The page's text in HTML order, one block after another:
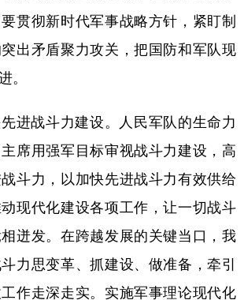
贯彻新时代军事战略方针，紧盯制
出矛盾聚力攻关，把国防和军队现
。
战斗力建设。人民军队的生命力
席用强军目标审视战斗力建设，高
斗力，以加快先进战斗力有效供给
现代化建设各项工作，让一切战斗
迸发。在跨越发展的关键当口，我
力思变革、抓建设、做准备，牵引
作走深走实。实施军事理论现代化